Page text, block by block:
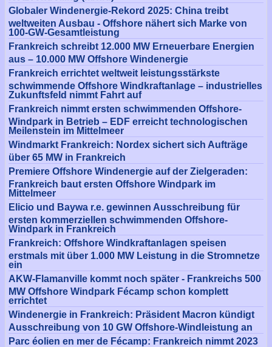
Globaler Windenergie-Rekord 2025: China treibt
weltweiten Ausbau - Offshore nähert sich Marke von
100-GW-Gesamtleistung
Frankreich schreibt 12.000 MW Erneuerbare Energien
aus – 10.000 MW Offshore Windenergie
Frankreich errichtet weltweit leistungsstärkste
schwimmende Offshore Windkraftanlage – industrielles
Zukunftsfeld nimmt Fahrt auf
Frankreich nimmt ersten schwimmenden Offshore-
Windpark in Betrieb – EDF erreicht technologischen
Meilenstein im Mittelmeer
Windmarkt Frankreich: Nordex sichert sich Aufträge
über 65 MW in Frankreich
Premiere Offshore Windenergie auf der Zielgeraden:
Frankreich baut ersten Offshore Windpark im
Mittelmeer
Elicio und Baywa r.e. gewinnen Ausschreibung für
ersten kommerziellen schwimmenden Offshore-
Windpark in Frankreich
Frankreich: Offshore Windkraftanlagen speisen
erstmals mit über 1.000 MW Leistung in die Stromnetze
ein
AKW-Flamanville kommt noch später - Frankreichs 500
MW Offshore Windpark Fécamp schon komplett
errichtet
Windenergie in Frankreich: Präsident Macron kündigt
Ausschreibung von 10 GW Offshore-Windleistung an
Parc éolien en mer de Fécamp: Frankreich nimmt 2023